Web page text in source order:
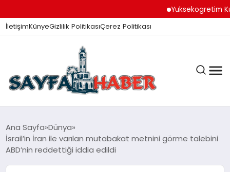
Yuksekogretim
İletişimKünyeGizlilik PolitikasıÇerez Politikası
ANA SAYFA
GÜNDEM
Ana Sayfa Dünya
İsrail’in İran ile varılan mutabakat metnini görme talebini
ABD’nin reddettiği iddia edildi